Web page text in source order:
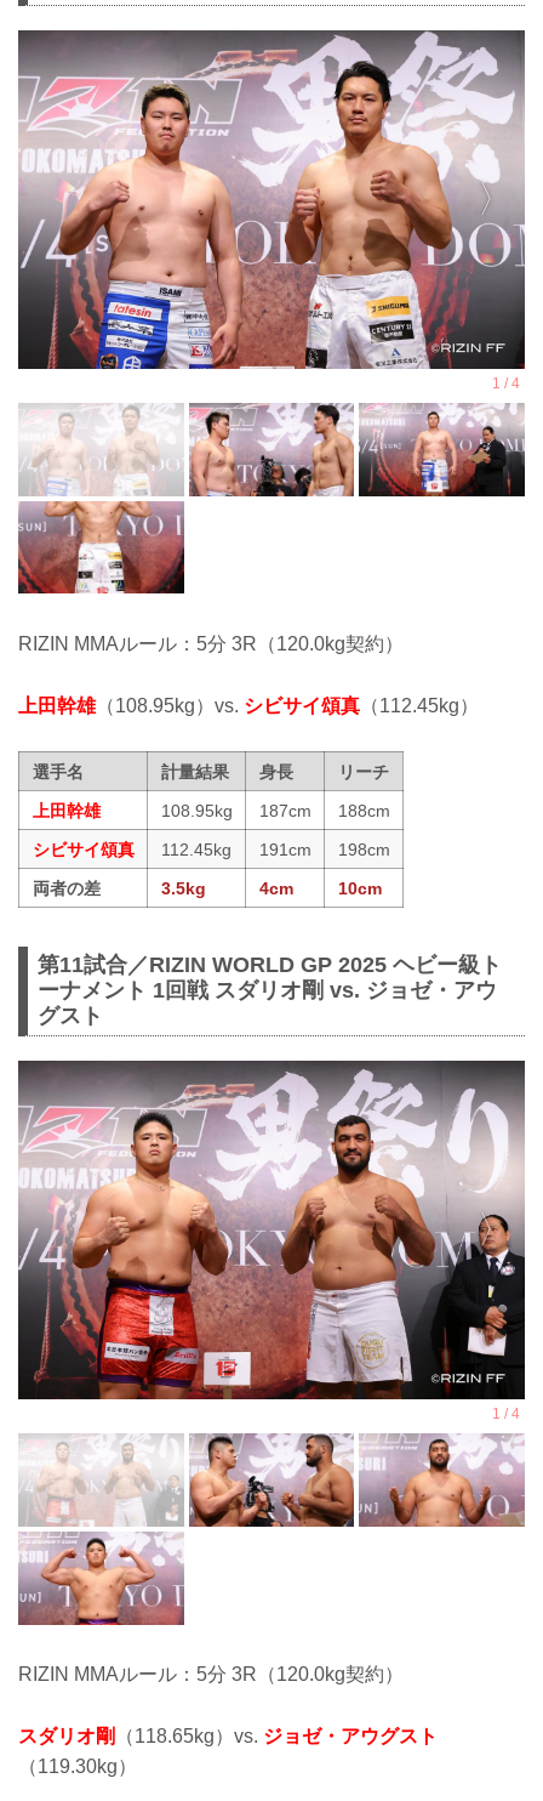
RIZIN MMAルール：5分 3R（120.0kg契約）
上田幹雄（108.95kg）vs. シビサイ頌真 （112.45kg）
選手名 計量結果 身長
リーチ
上田幹雄
108.95kg 187cm
188cm
シビサイ頌真
112.45kg 191cm
198cm
両者の差
3.5kg 4cm 10cm
第11試合／RIZIN WORLD GP 2025 ヘビー級ト
ーナメント 1回戦 スダリオ剛 vs. ジョゼ・アウ
グスト
RIZIN MMAルール：5分 3R（120.0kg契約）
スダリオ剛 （118.65kg）vs. ジョゼ・アウグスト
（119.30kg）